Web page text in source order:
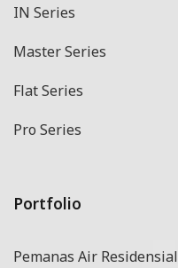
IN Series
Master Series
Flat Series
Pro Series
Portfolio
Pemanas Air Residensial